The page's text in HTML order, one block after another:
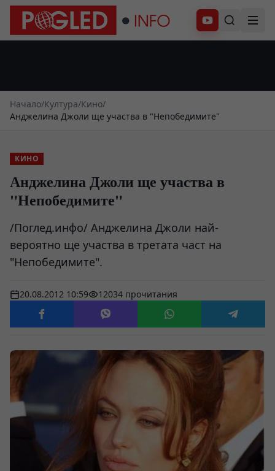
Абонирай се
Начало/Култура/Кино/
Анджелина Джоли ще участва в "Непобедимите"
КИНО
Анджелина Джоли ще участва в
"Непобедимите"
/Поглед.инфо/ Анджелина Джоли най-
вероятно ще участва в третата част на
"Непобедимите".
20.08.2012 10:59 12034 прочитания